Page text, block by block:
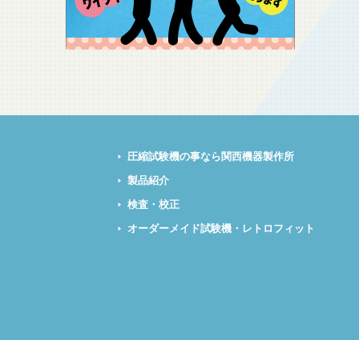
圧縮試験機の事なら関西機器製作所
製品紹介
検査・校正
オーダーメイド試験機・レトロフィット